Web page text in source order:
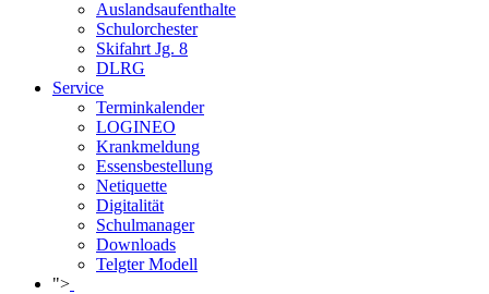
Auslandsaufenthalte
Schulorchester
Skifahrt Jg. 8
DLRG
Service
Terminkalender
LOGINEO
Krankmeldung
Essensbestellung
Netiquette
Digitalität
Schulmanager
Downloads
Telgter Modell
">